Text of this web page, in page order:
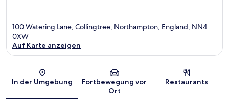
100 Watering Lane, Collingtree, Northampton, England, NN4
0XW
Auf Karte anzeigen
In der Umgebung
Fortbewegung vor
Ort
Restaurants